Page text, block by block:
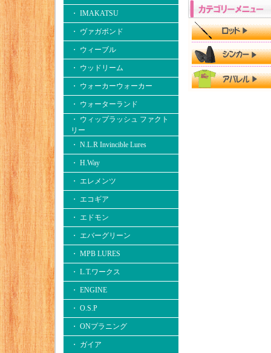
・ IMAKATSU
・ ヴァガボンド
・ ウィーブル
・ ウッドリーム
・ ウォーカーウォーカー
・ ウォーターランド
・ ウィップラッシュ ファクト
リー
・ N.L.R Invincible Lures
・ H.Way
・ エレメンツ
・ エコギア
・ エドモン
・ エバーグリーン
・ MPB LURES
・ L.T.ワークス
・ ENGINE
・ O.S.P
・ ONプラニング
・ ガイア